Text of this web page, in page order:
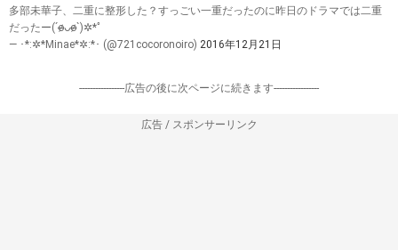
多部未華子、二重に整形した？すっごい一重だったのに昨日のドラマでは二重
だったー(ˊo̶̶̷ᴗo̶̶̷`)✲*ﾟ
— ･*:✲*Minae*✲:*･ (@721cocoronoiro) 2016年12月21日
-----------------広告の後に次ページに続きます-----------------
広告 / スポンサーリンク